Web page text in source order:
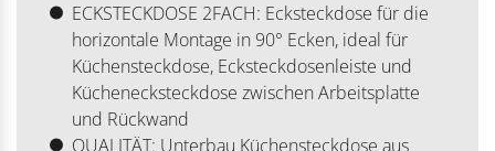
ECKSTECKDOSE 2FACH: Ecksteckdose für die
horizontale Montage in 90° Ecken, ideal für
Küchensteckdose, Ecksteckdosenleiste und
Küchenecksteckdose zwischen Arbeitsplatte
und Rückwand
QUALITÄT: Unterbau Küchensteckdose aus